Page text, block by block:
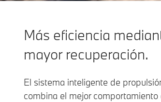
Más eficiencia
mayor recuperación.
El sistema inteligente de
combina el mejor comportamiento